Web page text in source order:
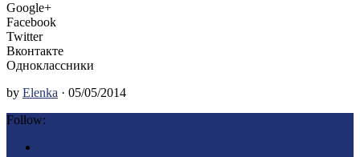
Google+
Facebook
Twitter
Вконтакте
Одноклассники
by Elenka · 05/05/2014
Follow: